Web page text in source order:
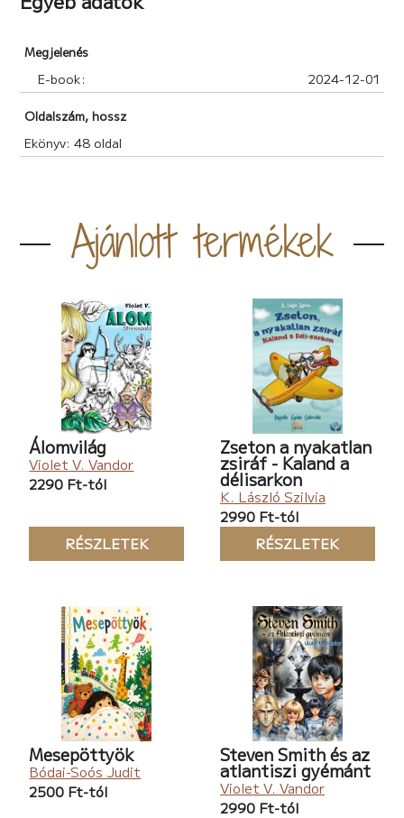
Megjelenés
E-book:
2024-12-01
Oldalszám, hossz
Ekönyv: 48 oldal
Ajánlott termékek
Álomvilág
Violet V. Vandor
2290 Ft-tól
RÉSZLETEK
Zseton a nyakatlan
zsiráf - Kaland a
délisarkon
K. László Szilvia
2990 Ft-tól
RÉSZLETEK
Mesepöttyök
Bódai-Soós Judit
2500 Ft-tól
Steven Smith és az
atlantiszi gyémánt
Violet V. Vandor
2990 Ft-tól